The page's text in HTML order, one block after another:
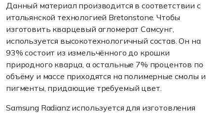
Данный материал производится в соответствии с
итальянской технологией Bretonstone. Чтобы
изготовить кварцевый агломерат Самсунг,
используется высокотехнологичный состав. Он на
93% состоит из измельчённого до крошки
природного кварца, а остальные 7% процентов по
объёму и массе приходятся на полимерные смолы и
пигменты, придающие требуемый цвет.
Samsung Radianz используется для изготовления